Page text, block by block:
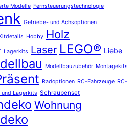
Modelle Fernsteuerungstechnologie
Getriebe- und Achsoptionen
Hobby Holz
Lagerkits Laser LEGO® Liebe
Modellbauzubehör Montagekits
Radoptionen RC-Fahrzeuge RC-
und Lagerkits Schraubenset
Wohnung